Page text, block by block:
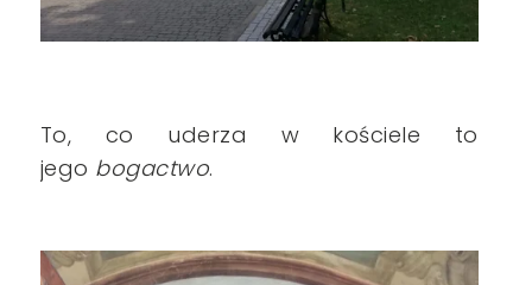
To, co uderza w kościele to
jego bogactwo.